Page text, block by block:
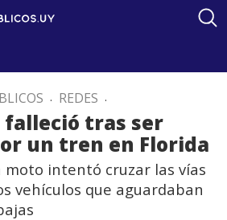
. REDES .
tras ser
un tren en Florida
moto intentó cruzar las vías
vehículos que aguardaban